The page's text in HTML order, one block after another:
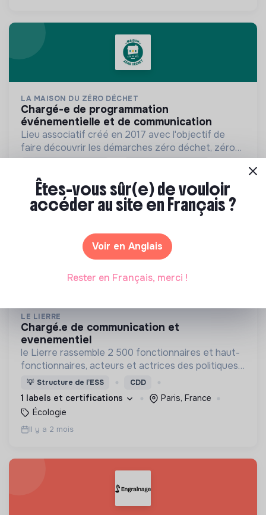
LA MAISON DU ZÉRO DÉCHET
chargé-e de programmation
événementielle et de communication
Lieu associatif créé en 2017 avec l'objectif de
faire découvrir les démarches zéro déchet, zéro
gaspillage et passer à l'action.
1 labels et certifications
Paris, France
Économie circulaire
Il y a 11 jours
LE LIERRE
chargé.e de communication et
evenementiel
le Lierre rassemble 2 500 fonctionnaires et haut-
fonctionnaires, acteurs et actrices des politiques
publiques, convaincu·e·s que l’action publique doit
répondre aux urgences écologique et sociale.
💡 Structure de l’ESS CDD
1 labels et certifications
Paris, France
Écologie
Il y a 2 mois
Êtes-vous sûr(e) de vouloir
accéder au site en Français ?
Voir en Anglais
Rester en Français, merci !